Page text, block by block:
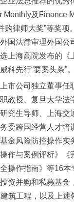
Monthly及Finance
购律师大奖”等奖项
国法律审理外国公
上海高院发布的《
科先行“要案头条”。
市公司独立董事任
教授、复旦大学法
究生导师、上海交
委跨国经营人才培
基金风险防控操作
作与案例评析》《
操作指南》等16本
资并购和私募基金
筑工程，以及上述